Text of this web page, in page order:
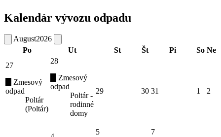
Kalendár vývozu odpadu
August2026
Po
Ut St Št Pi So Ne
27
Zmesový
odpad
Poltár
(Poltár)
28
Zmesový
odpad
Poltár -
rodinné
domy
29 30 31 1 2
5 7